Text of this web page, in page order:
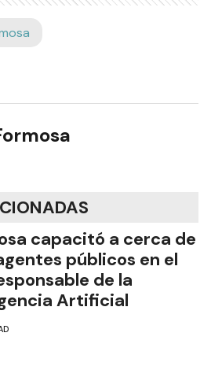
capacitó a cerca de
públicos en el
de la
Artificial